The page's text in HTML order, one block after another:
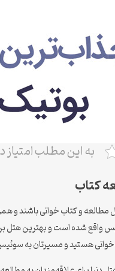
به این مطلب امتیاز
کتاب
شده است و بهترین هتل
هستید و مسیرتان به